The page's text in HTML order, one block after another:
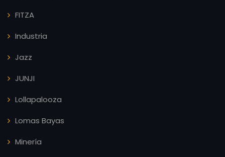
FITZA
Industria
Jazz
JUNJI
Lollapalooza
Lomas Bayas
Minería